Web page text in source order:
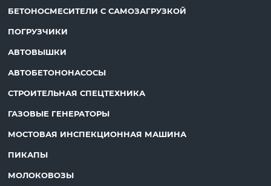
БЕТОНОСМЕСИТЕЛИ С САМОЗАГРУЗКОЙ
ПОГРУЗЧИКИ
АВТОВЫШКИ
АВТОБЕТОНОНАСОСЫ
СТРОИТЕЛЬНАЯ СПЕЦТЕХНИКА
ГАЗОВЫЕ ГЕНЕРАТОРЫ
МОСТОВАЯ ИНСПЕКЦИОННАЯ МАШИНА
ПИКАПЫ
МОЛОКОВОЗЫ